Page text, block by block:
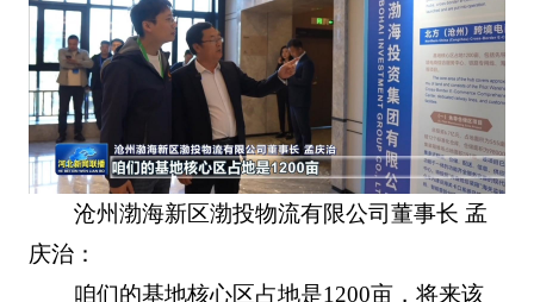
沧州渤海新区渤投物流有限公司董事长 孟
庆治：
咱们的基地核心区占地是1200亩，将来该